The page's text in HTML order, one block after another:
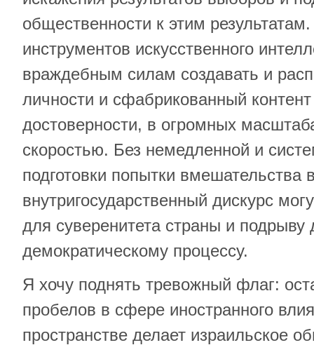
общественности к этим
инструментов искусственного
враждебным силам создавать и
личности и сфабрикованный
достоверности, в огромных
скоростью. Без немедленной и
подготовки попытки вмешательства
внутригосударственный дискурс
для суверенитета страны и подрыву
демократическому процессу.
Я хочу поднять тревожный флаг:
пробелов в сфере иностранного
пространстве делает израильское